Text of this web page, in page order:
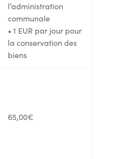
l’administration
communale
• 1 EUR par jour pour
la conservation des
biens
65,00€